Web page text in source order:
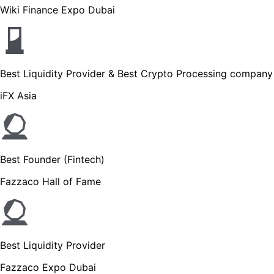
Wiki Finance Expo Dubai
Best Liquidity Provider & Best Crypto Processing company
iFX Asia
Best Founder (Fintech)
Fazzaco Hall of Fame
Best Liquidity Provider
Fazzaco Expo Dubai